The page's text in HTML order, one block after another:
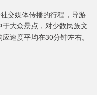
交媒体传播的行程，导游
大众景点，对少数民族文
速度平均在30分钟左右。